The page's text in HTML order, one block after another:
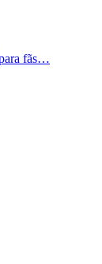
fãs…